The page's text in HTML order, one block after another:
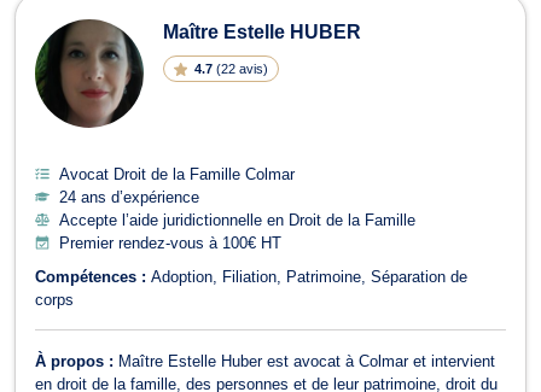
Maître Estelle HUBER
4.7 (22 avis)
Avocat Droit de la Famille Colmar
24 ans d’expérience
Accepte l’aide juridictionnelle en Droit de la Famille
Premier rendez-vous à 100€ HT
Compétences : Adoption Filiation Patrimoine Séparation de
corps
À propos : Maître Estelle Huber est avocat à Colmar et intervient
en droit de la famille, des personnes et de leur patrimoine, droit du